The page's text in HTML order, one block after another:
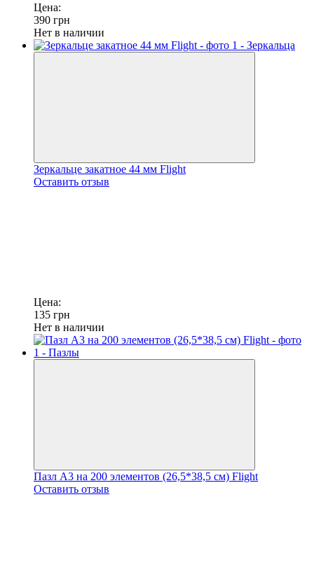
Цена:
390 грн
Нет в наличии
Зеркальце закатное 44 мм Flight
Оставить отзыв
Цена:
135 грн
Нет в наличии
Пазл A3 на 200 элементов (26,5*38,5 см) Flight
Оставить отзыв